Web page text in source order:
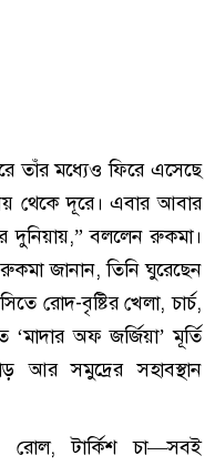
তাঁর মধ্যেও ফিরে এসেছে
থেকে দূরে। এবার আবার
দুনিয়ায়,” বললেন রুকমা।
জানান, তিনি ঘুরেছেন
রোদ-বৃষ্টির খেলা, চার্চ,
অফ জর্জিয়া’ মূর্তি
আর সমুদ্রের সহাবস্থান
রোল, টার্কিশ চা—সবই